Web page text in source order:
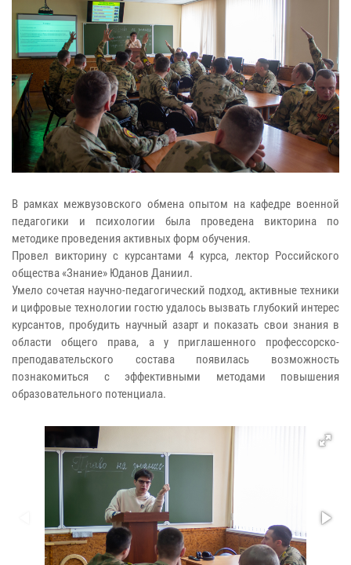
В рамках межвузовского обмена опытом на кафедре военной
педагогики и психологии была проведена викторина по
методике проведения активных форм обучения.
Провел викторину с курсантами 4 курса, лектор Российского
общества «Знание» Юданов Даниил.
Умело сочетая научно-педагогический подход, активные техники
и цифровые технологии гостю удалось вызвать глубокий интерес
курсантов, пробудить научный азарт и показать свои знания в
области общего права, а у приглашенного профессорско-
преподавательского состава появилась возможность
познакомиться с эффективными методами повышения
образовательного потенциала.